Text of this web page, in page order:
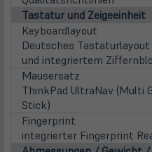
Tastatur und Zeigeeinheit
Keyboardlayout
Deutsches
und integriertem
Mausersatz
ThinkPad UltraNav (Multi
Stick)
Fingerprint
integrierter Fingerprint